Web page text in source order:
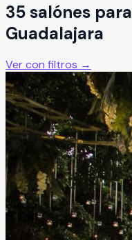
35salónes para
Guadalajara
Ver con filtros →